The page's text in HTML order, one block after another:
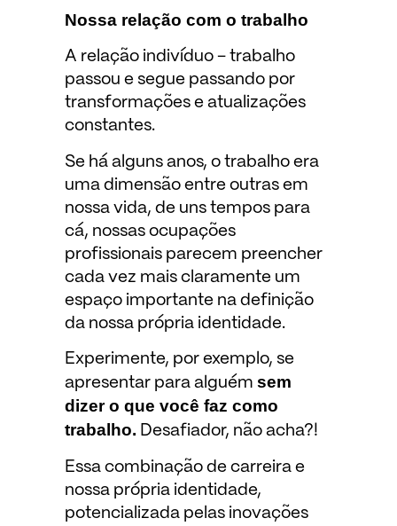
Nossa relação com o trabalho
A relação indivíduo – trabalho
passou e segue passando por
transformações e atualizações
constantes.
Se há alguns anos, o trabalho era
uma dimensão entre outras em
nossa vida, de uns tempos para
cá, nossas ocupações
profissionais parecem preencher
cada vez mais claramente um
espaço importante na definição
da nossa própria identidade.
Experimente, por exemplo, se
apresentar para alguém sem
dizer o que você faz como
trabalho. Desafiador, não acha?!
Essa combinação de carreira e
nossa própria identidade,
potencializada pelas inovações